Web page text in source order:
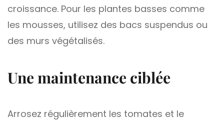
croissance. Pour les plantes basses comme
les mousses, utilisez des bacs suspendus ou
des murs végétalisés.
Une maintenance ciblée
Arrosez régulièrement les tomates et le